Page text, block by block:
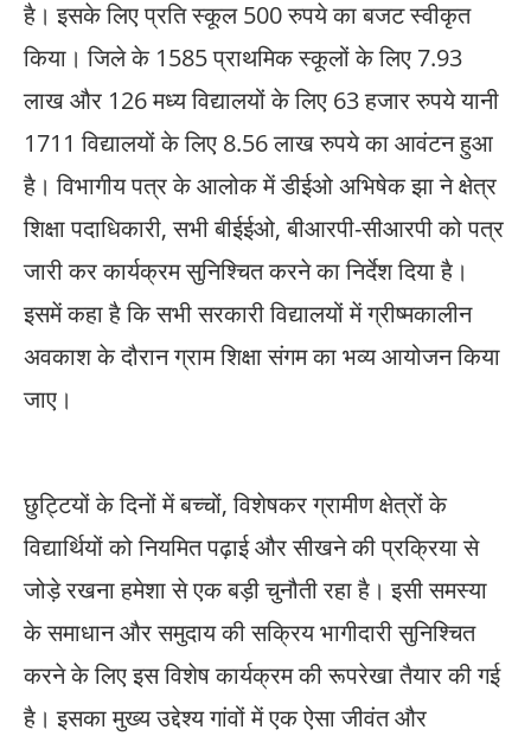
है। इसके लिए प्रति स्कूल 500 रुपये का बजट स्वीकृत
किया। जिले के 1585 प्राथमिक स्कूलों के लिए 7.93
लाख और 126 मध्य विद्यालयों के लिए 63 हजार रुपये यानी
1711 विद्यालयों के लिए 8.56 लाख रुपये का आवंटन हुआ
है। विभागीय पत्र के आलोक में डीईओ अभिषेक झा ने क्षेत्र
शिक्षा पदाधिकारी, सभी बीईईओ, बीआरपी-सीआरपी को पत्र
जारी कर कार्यक्रम सुनिश्चित करने का निर्देश दिया है।
इसमें कहा है कि सभी सरकारी विद्यालयों में ग्रीष्मकालीन
अवकाश के दौरान ग्राम शिक्षा संगम का भव्य आयोजन किया
जाए।
छुट्टियों के दिनों में बच्चों, विशेषकर ग्रामीण क्षेत्रों के
विद्यार्थियों को नियमित पढ़ाई और सीखने की प्रक्रिया से
जोड़े रखना हमेशा से एक बड़ी चुनौती रहा है। इसी समस्या
के समाधान और समुदाय की सक्रिय भागीदारी सुनिश्चित
करने के लिए इस विशेष कार्यक्रम की रूपरेखा तैयार की गई
है। इसका मुख्य उद्देश्य गांवों में एक ऐसा जीवंत और